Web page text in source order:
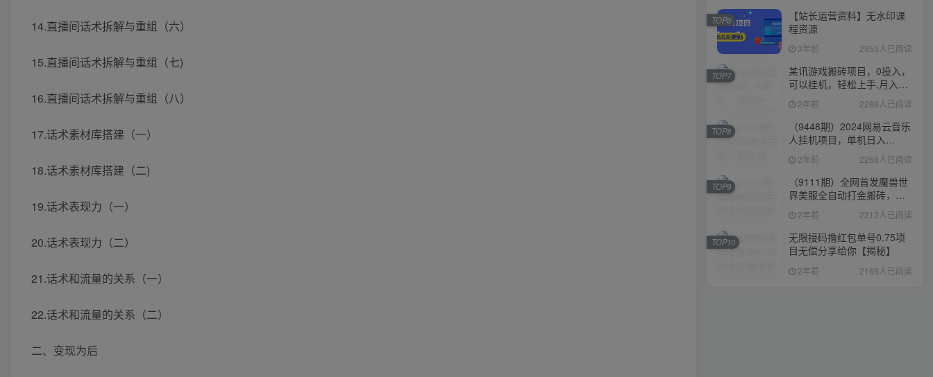
14.直播间话术拆解与重组（六）
15.直播间话术拆解与重组（七)
16.直播间话术拆解与重组（八）
17.话术素材库搭建（一）
18.话术素材库搭建（二)
19.话术表现力（一）
20.话术表现力（二）
21.话术和流量的关系（一）
22.话术和流量的关系（二）
二、变现为后
【站长运营资料】无水印课
程资源
3年前 2953人已阅读
TOP6
某讯游戏搬砖项目，0投入，
可以挂机，轻松上手,月入
3000+上不封顶
2年前 2288人已阅读
TOP7
（9448期）2024网易云音乐
人挂机项目，单机日入
150+，无脑月入5000+
2年前 2268人已阅读
TOP8
（9111期）全网首发魔兽世
界美服全自动打金搬砖，日
入1000+，简单好操作，保
姆级教学
2年前 2212人已阅读
TOP9
无限接码撸红包单号0.75项
目无偿分享给你【揭秘】
2年前 2169人已阅读
TOP10